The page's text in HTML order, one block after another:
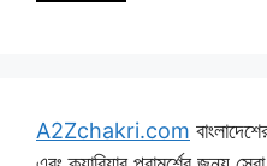
A2Zchakri.com